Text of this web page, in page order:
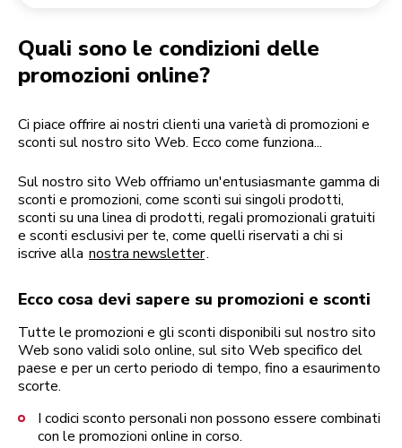
Quali sono le condizioni delle
promozioni online?
Ci piace offrire ai nostri clienti una varietà di promozioni e
sconti sul nostro sito Web. Ecco come funziona...
Sul nostro sito Web offriamo un'entusiasmante gamma di
sconti e promozioni, come sconti sui singoli prodotti,
sconti su una linea di prodotti, regali promozionali gratuiti
e sconti esclusivi per te, come quelli riservati a chi si
iscrive alla nostra newsletter.
Ecco cosa devi sapere su promozioni e sconti
Tutte le promozioni e gli sconti disponibili sul nostro sito
Web sono validi solo online, sul sito Web specifico del
paese e per un certo periodo di tempo, fino a esaurimento
scorte.
I codici sconto personali non possono essere combinati
con le promozioni online in corso.